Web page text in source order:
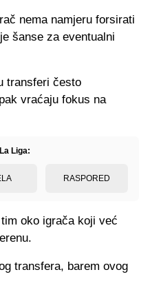
nema namjeru forsirati
šanse za eventualni
transferi često
vraćaju fokus na
Liga:
RASPORED
oko igrača koji već
transfera, barem ovog